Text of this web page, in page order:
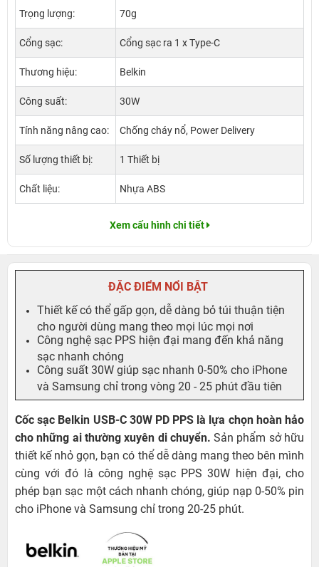
Trọng lượng: 70g
Cổng sạc: Cổng sạc ra 1 x Type-C
Thương hiệu: Belkin
Công suất: 30W
Tính năng nâng cao: Chống cháy nổ, Power Delivery
Số lượng thiết bị: 1 Thiết bị
Chất liệu: Nhựa ABS
Xem cấu hình chi tiết
ĐẶC ĐIỂM NỔI BẬT
Thiết kế có thể gấp gọn, dễ dàng bỏ túi thuận tiện
cho người dùng mang theo mọi lúc mọi nơi
Công nghệ sạc PPS hiện đại mang đến khả năng
sạc nhanh chóng
Công suất 30W giúp sạc nhanh 0-50% cho iPhone
và Samsung chỉ trong vòng 20 - 25 phút đầu tiên
Cốc sạc Belkin USB-C 30W PD PPS là lựa chọn hoàn hảo
cho những ai thường xuyên di chuyển. Sản phẩm sở hữu
thiết kế nhỏ gọn, bạn có thể dễ dàng mang theo bên mình
cùng với đó là công nghệ sạc PPS 30W hiện đại, cho
phép bạn sạc một cách nhanh chóng, giúp nạp 0-50% pin
cho iPhone và Samsung chỉ trong 20-25 phút.